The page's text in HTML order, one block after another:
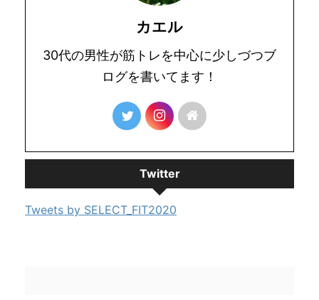
カエル
30代の男性が筋トレを中心に少しづつブ
ログを書いてます！
Twitter
Tweets by SELECT_FIT2020